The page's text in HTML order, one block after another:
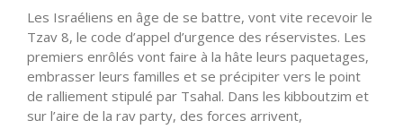
Les Israéliens en âge de se battre, vont vite recevoir le
Tzav 8, le code d’appel d’urgence des réservistes. Les
premiers enrôlés vont faire à la hâte leurs paquetages,
embrasser leurs familles et se précipiter vers le point
de ralliement stipulé par Tsahal. Dans les kibboutzim et
sur l’aire de la rav party, des forces arrivent,